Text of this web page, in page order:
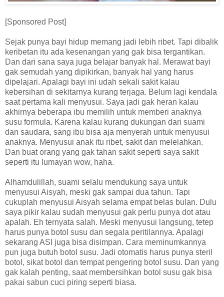
[Sponsored Post]
Sejak punya bayi hidup memang jadi lebih ribet. Tapi dibalik
keribetan itu ada kesenangan yang gak bisa tergantikan.
Dan dari sana saya juga belajar banyak hal. Merawat bayi
gak semudah yang dipikirkan, banyak hal yang harus
dipelajari. Apalagi bayi ini udah sekali sakit kalau
kebersihan di sekitarnya kurang terjaga. Belum lagi kendala
saat pertama kali menyusui. Saya jadi gak heran kalau
akhirnya beberapa ibu memilih untuk memberi anaknya
susu formula. Karena kalau kurang dukungan dari suami
dan saudara, sang ibu bisa aja menyerah untuk menyusui
anaknya. Menyusui anak itu ribet, sakit dan melelahkan.
Dan buat orang yang gak tahan sakit seperti saya sakit
seperti itu lumayan wow, haha.
Alhamdulillah, suami selalu mendukung saya untuk
menyusui Aisyah, meski gak sampai dua tahun. Tapi
cukuplah menyusui Aisyah selama empat belas bulan. Dulu
saya pikir kalau sudah menyusui gak perlu punya dot atau
apalah. Eh ternyata salah. Meski menyusui langsung, tetep
harus punya botol susu dan segala peritilannya. Apalagi
sekarang ASI juga bisa disimpan. Cara meminumkannya
pun juga butuh botol susu. Jadi otomatis harus punya steril
botol, sikat botol dan tempat pengering botol susu. Dan yang
gak kalah penting, saat membersihkan botol susu gak bisa
pakai sabun cuci piring seperti biasa.